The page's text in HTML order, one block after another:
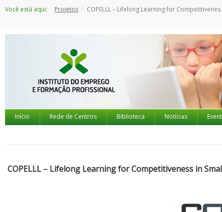
paraVocê está aqui: Projetos COPELLL – Lifelong Learning for Competitiveness in Small and Medium Enterprises
Início Rede de Centros Biblioteca Notícias
COPELLL – Lifelong Learning for Competitiveness in